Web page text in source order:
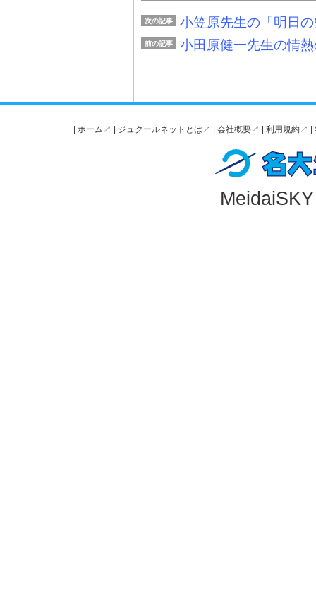
次の記事 小笠原先生の「明日
前の記事 小田原健一先生の情
| ホーム↗️ | ジュクールネットとは↗️ | 会社概要↗️ | 利用規約↗️ |